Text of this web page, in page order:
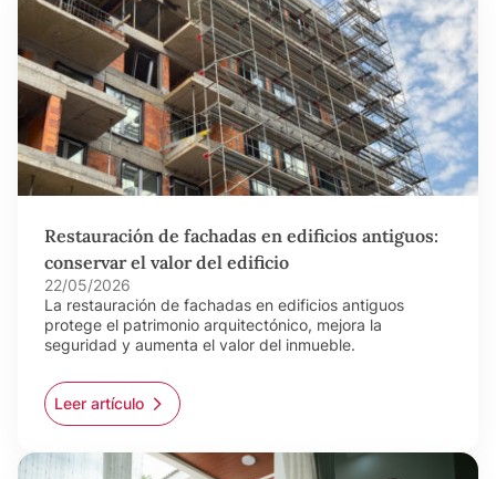
Restauración de fachadas en edificios antiguos:
conservar el valor del edificio
22/05/2026
La restauración de fachadas en edificios antiguos
protege el patrimonio arquitectónico, mejora la
seguridad y aumenta el valor del inmueble.
Leer artículo